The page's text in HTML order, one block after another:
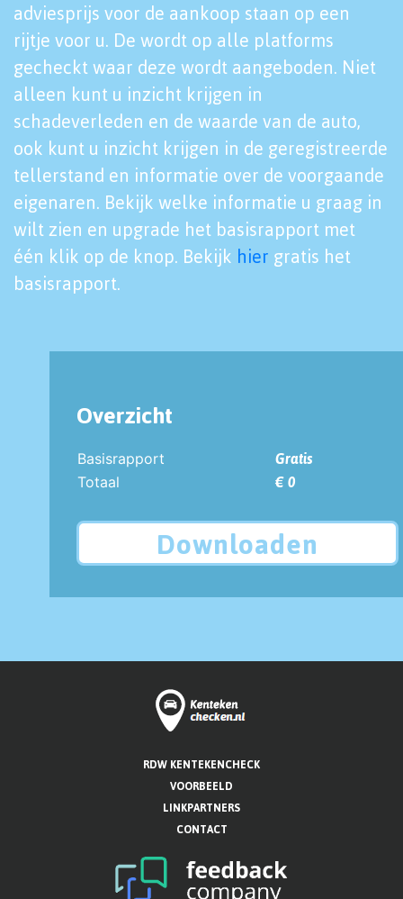
adviesprijs voor de aankoop staan op een
rijtje voor u. De wordt op alle platforms
gecheckt waar deze wordt aangeboden. Niet
alleen kunt u inzicht krijgen in
schadeverleden en de waarde van de auto,
ook kunt u inzicht krijgen in de geregistreerde
tellerstand en informatie over de voorgaande
eigenaren. Bekijk welke informatie u graag in
wilt zien en upgrade het basisrapport met
één klik op de knop. Bekijk hier gratis het
basisrapport.
Overzicht
Basisrapport
Gratis
Totaal
€ 0
Downloaden
RDW KENTEKENCHECK
VOORBEELD
LINKPARTNERS
CONTACT